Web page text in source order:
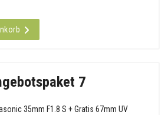
7
35mm F1.8 S + Gratis 67mm UV